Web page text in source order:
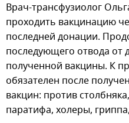
Врач-трансфузиолог
проходить вакцинацию
последней донации.
последующего отвода от
полученной вакцины. К
обязателен после
вакцин: против
паратифа, холеры,